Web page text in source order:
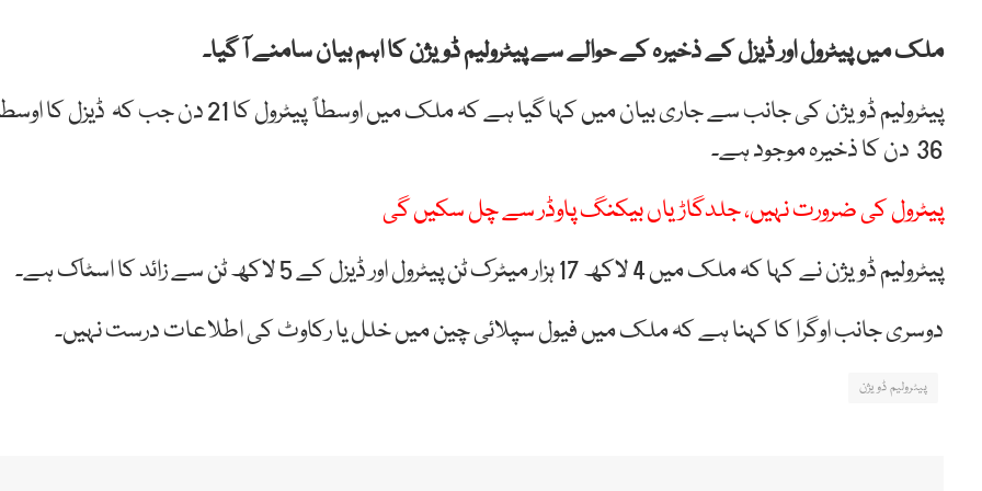
ملک میں پیٹرول اور ڈیزل کے ذخیرہ کے حوالے سے پیٹرولیم ڈویژن کا اہم بیان سامنے آ گیا۔
پیٹرولیم ڈویژن کی جانب سے جاری بیان میں کہا گیا ہے کہ ملک میں اوسطاً پیٹرول کا 21 دن جب کہ ڈیزل
36 دن کا ذخیرہ موجود ہے۔
پیٹرول کی ضرورت نہیں، جلدگاڑیاں بیکنگ پاوڈر سے چل سکیں گی
پیٹرولیم ڈویژن نے کہا کہ ملک میں 4 لاکھ 17 ہزار میٹرک ٹن پیٹرول اور ڈیزل کے 5 لاکھ ٹن سے زائد کا اسٹاک ہے۔
دوسری جانب اوگرا کا کہنا ہے کہ ملک میں فیول سپلائی چین میں خلل یا رکاوٹ کی اطلاعات درست نہیں۔
پیٹرولیم ڈویژن